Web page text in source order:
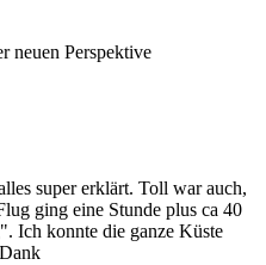
neuen Perspektive
super erklärt. Toll war auch,
ging eine Stunde plus ca 40
Ich konnte die ganze Küste